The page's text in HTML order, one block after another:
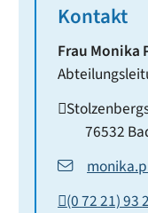
Kontakt
Frau Monika
76532
(07221) 93